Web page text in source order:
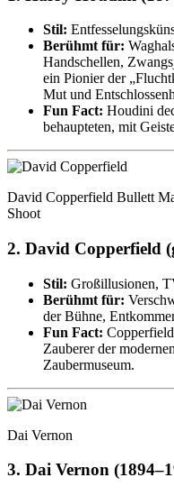
Stil:
Berühmt für:
Handschellen,
ein Pionier der
Mut und
Fun Fact: Houdini
behaupteten, mit
David Copperfield Bullett
Shoot
2. David Copperfield
Stil: Großillusionen,
Berühmt für:
der Bühne,
Fun Fact:
Zauberer der
Zaubermuseum.
Dai Vernon
3. Dai Vernon